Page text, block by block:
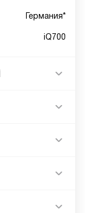
Германия*
iQ700